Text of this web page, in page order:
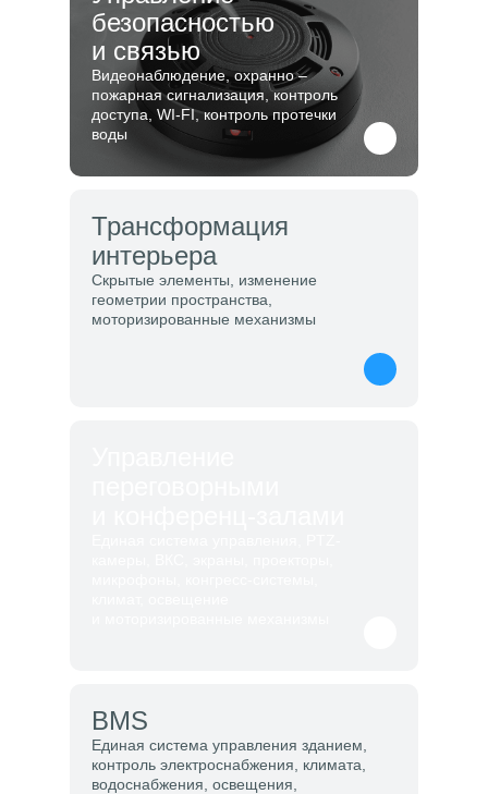
безопасностью
и связью
Видеонаблюдение, охранно –
пожарная сигнализация, контроль
доступа, WI-FI, контроль протечки
воды
Трансформация
интерьера
Скрытые элементы, изменение
геометрии пространства,
моторизированные механизмы
BMS
Единая система управления зданием,
контроль электроснабжения, климата,
водоснабжения, освещения,